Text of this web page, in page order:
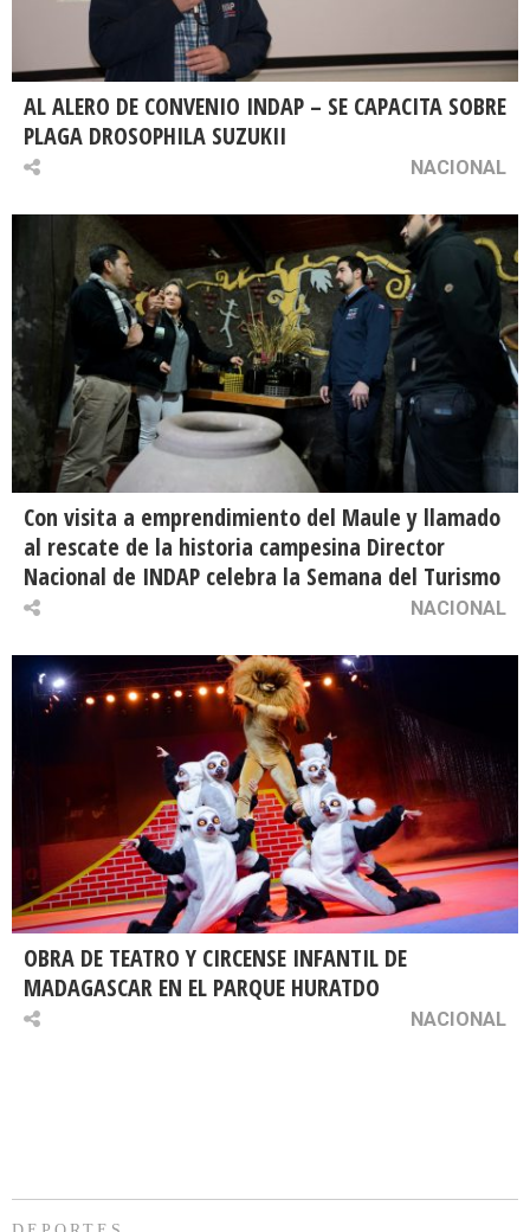
AL ALERO DE CONVENIO INDAP – SE CAPACITA SOBRE
PLAGA DROSOPHILA SUZUKII
NACIONAL
Con visita a emprendimiento del Maule y llamado
al rescate de la historia campesina Director
Nacional de INDAP celebra la Semana del Turismo
NACIONAL
OBRA DE TEATRO Y CIRCENSE INFANTIL DE
MADAGASCAR EN EL PARQUE HURATDO
NACIONAL